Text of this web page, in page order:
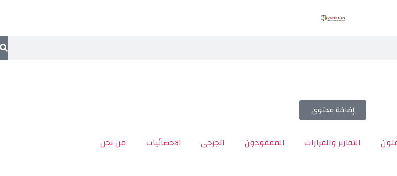
إضافة محتوى
التقارير والقرارات المفقودون الجرحى الاحصائيات من نحن